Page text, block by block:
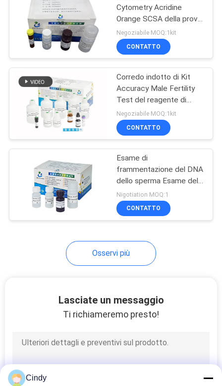
PRIVACY
POLICY
Cytometry Acridine
Orange SCSA della prova
di frammentazione del
DNA di Live Sperm
Negoziabile MOQ:1kit
CONTATTO
Corredo indotto di Kit
Accuracy Male Fertility
Test del reagente di
reazione dell'acrosoma
dello sperma
Negoziabile MOQ:1kit
CONTATTO
Esame di
frammentazione del DNA
dello sperma Esame della
struttura della cromatina
dello sperma SCSA
Nigotiation MOQ:1
CONTATTO
Osservi più
Lasciate un messaggio
Ti richiameremo presto!
Cindy